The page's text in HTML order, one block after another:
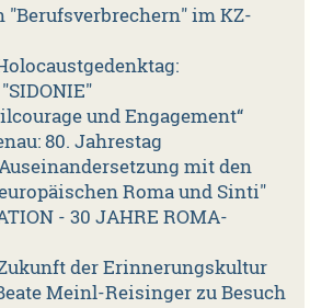
im KZ-
und Engagement“
80. Jahrestag
mit den
Roma und Sinti"
- 30 JAHRE ROMA-
Zukunft der Erinnerungskultur
Meinl-Reisinger zu Besuch